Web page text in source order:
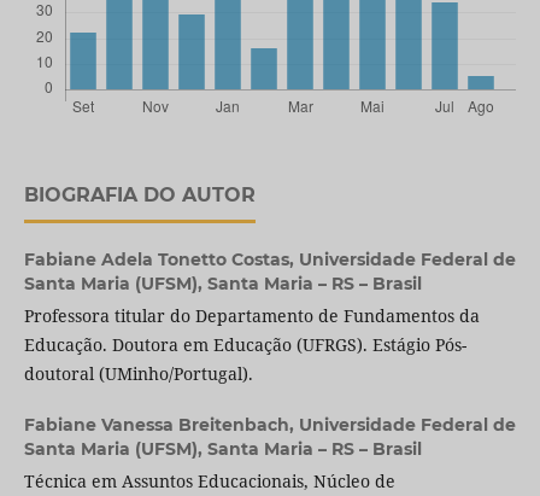
BIOGRAFIA DO AUTOR
Fabiane Adela Tonetto Costas, Universidade Federal de
Santa Maria (UFSM), Santa Maria – RS – Brasil
Professora titular do Departamento de Fundamentos da
Educação. Doutora em Educação (UFRGS). Estágio Pós-
doutoral (UMinho/Portugal).
Fabiane Vanessa Breitenbach, Universidade Federal de
Santa Maria (UFSM), Santa Maria – RS – Brasil
Técnica em Assuntos Educacionais, Núcleo de